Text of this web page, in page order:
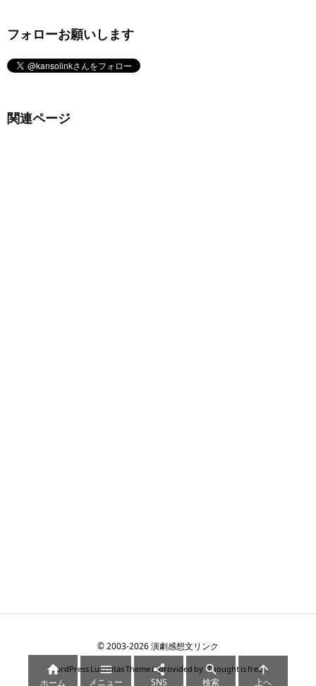
フォローお願いします
関連ページ
©2003-2026演劇感想文リンク
WordPress Luxeritas Theme is provided by "Thought is free".

ホーム

メニュー

SNS

検索

上へ